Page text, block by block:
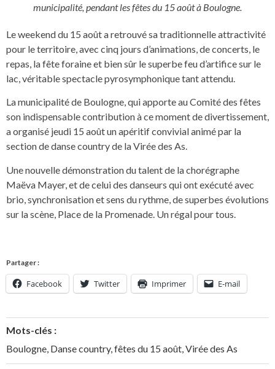
municipalité, pendant les fêtes du 15 août à Boulogne.
Le weekend du 15 août a retrouvé sa traditionnelle attractivité
pour le territoire, avec cinq jours d’animations, de concerts, le
repas, la fête foraine et bien sûr le superbe feu d’artifice sur le
lac, véritable spectacle pyrosymphonique tant attendu.
La municipalité de Boulogne, qui apporte au Comité des fêtes
son indispensable contribution à ce moment de divertissement,
a organisé jeudi 15 août un apéritif convivial animé par la
section de danse country de la Virée des As.
Une nouvelle démonstration du talent de la chorégraphe
Maëva Mayer, et de celui des danseurs qui ont exécuté avec
brio, synchronisation et sens du rythme, de superbes évolutions
sur la scène, Place de la Promenade. Un régal pour tous.
Partager :
Facebook Twitter Imprimer E-mail
Mots-clés :
Boulogne Danse country, fêtes du 15 août Virée des As